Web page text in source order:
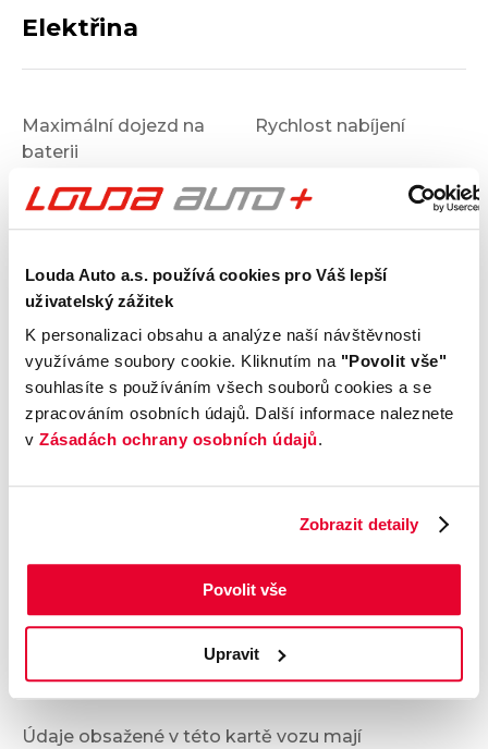
Louda Auto a.s. používá cookies pro Váš lepší
uživatelský zážitek
K personalizaci obsahu a analýze naší návštěvnosti
využíváme soubory cookie. Kliknutím na "Povolit vše"
souhlasíte s používáním všech souborů cookies a se
zpracováním osobních údajů. Další informace naleznete
v Zásadách ochrany osobních údajů.
Zobrazit detaily
Povolit vše
Upravit
Elektřina
Maximální dojezd na
baterii
Rychlost nabíjení
Kapacita baterie
kWh
Tepelné čerpadlo
Ne
Ne
Výbava
Vnější vzhled a výbava
Komfort
Bezpečnost a technika
Údaje obsažené v této kartě vozu mají